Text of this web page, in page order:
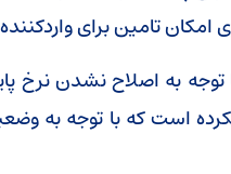
امکان تامین برای
توجه به اصلاح نشدن نرخ
است که با توجه به